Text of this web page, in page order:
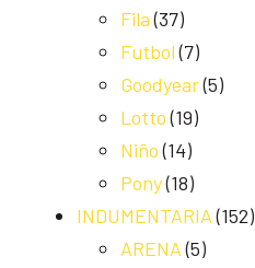
Fila (37)
Futbol (7)
Goodyear(5)
Lotto (19)
Niño (14)
Pony(18)
INDUMENTARIA (152)
ARENA (5)